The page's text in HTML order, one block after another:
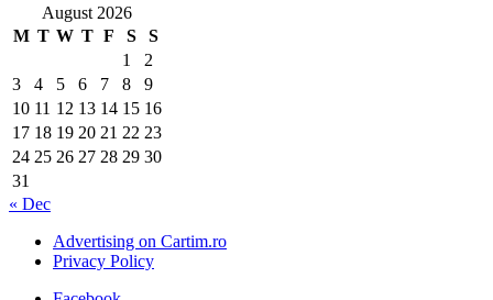
August 2026
M T W T F S
S
1
2
3
4 5 6 7 8
9
10 11 12 13 14 15 16
17 18 19 20 21 22 23
24 25 26 27 28 29 30
31
« Dec
Advertising on Cartim.ro
Privacy Policy